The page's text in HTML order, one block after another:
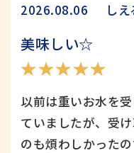
2026.08.06 しえ
美味しい☆
以前は重いお水を
ていましたが、受
のも煩わしかった